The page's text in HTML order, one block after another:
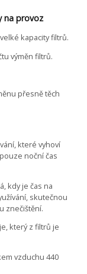
na provoz
kapacity filtrů.
výměn filtrů.
přesně těch
které vyhoví
noční čas
kdy je čas na
skutečnou
znečištění.
který z filtrů je
vzduchu 440